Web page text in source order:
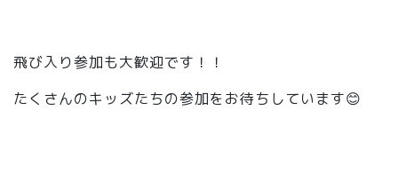
飛び入り参加も大歓迎です！！
たくさんのキッズたちの参加をお待ちしています😊